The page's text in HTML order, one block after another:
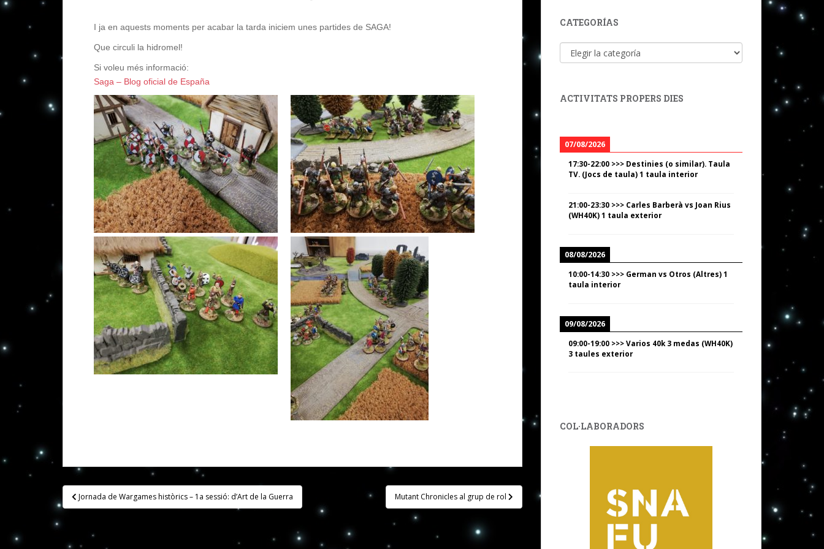
I ja en aquests moments per acabar la tarda iniciem unes partides de SAGA!
Que circuli la hidromel!
Si voleu més informació:
Saga – Blog oficial de España
Navegación
de
Jornada de Wargames històrics – 1a sessió: d’Art de la Guerra Mutant Chronicles al grup de rol
CATEGORÍAS
Categorías
ACTIVITATS PROPERS DIES
07/08/2026
17:30-22:00 >>> Destinies (o similar). Taula
TV. (Jocs de taula) 1 taula interior
21:00-23:30 >>> Carles Barberà vs Joan Rius
(WH40K) 1 taula exterior
08/08/2026
10:00-14:30 >>> German vs Otros (Altres) 1
taula interior
09/08/2026
09:00-19:00 >>>Varios 40k 3 medas (WH40K)
3 taules exterior
COL·LABORADORS